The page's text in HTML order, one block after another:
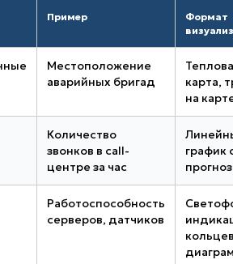
Пример
Формат
Местоположение
аварийных бригад
карта,
на
Количество
звонков в call-
центре за час
график
Работоспособность
серверов, датчиков